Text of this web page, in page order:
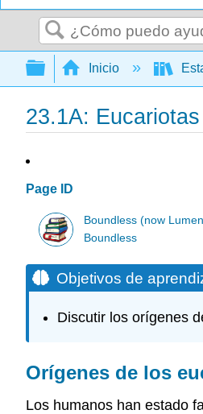
Buscar
Expandir/
Inicio
23.1A:
Page ID
Boundless (now
Boundless
Objetivos de
Discutir los orígenes
Orígenes de los
Los humanos han estado